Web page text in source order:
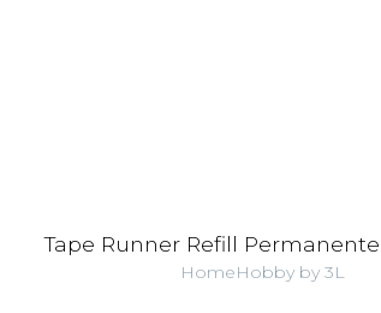
Tape Runner Refill
HomeHobby by 3L